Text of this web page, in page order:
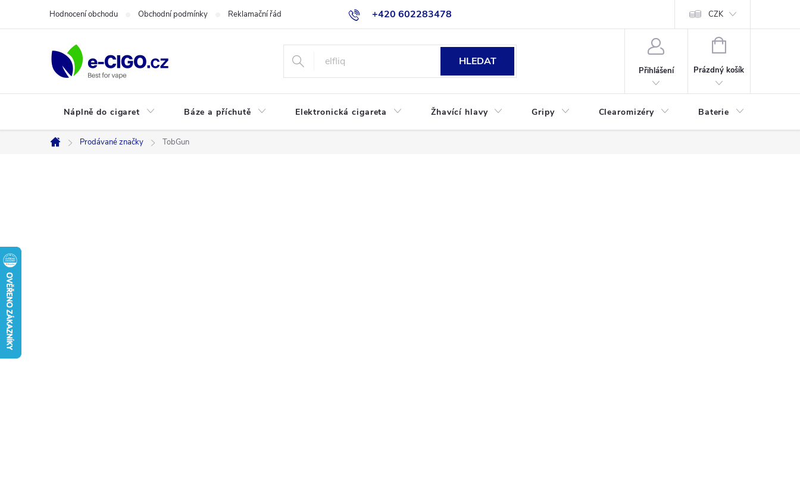
+420 602283478
Hodnocení obchodu Obchodní podmínky Reklamační řád Jak nakupovat CZK
HLEDAT
Přihlášení
NÁKUPNÍ
Prázdný košík
Náplně do cigaret Báze a příchutě Elektronická cigareta Žhavící hlavy Gripy Clearomizéry Baterie
Domů
Prodávané značky TobGun